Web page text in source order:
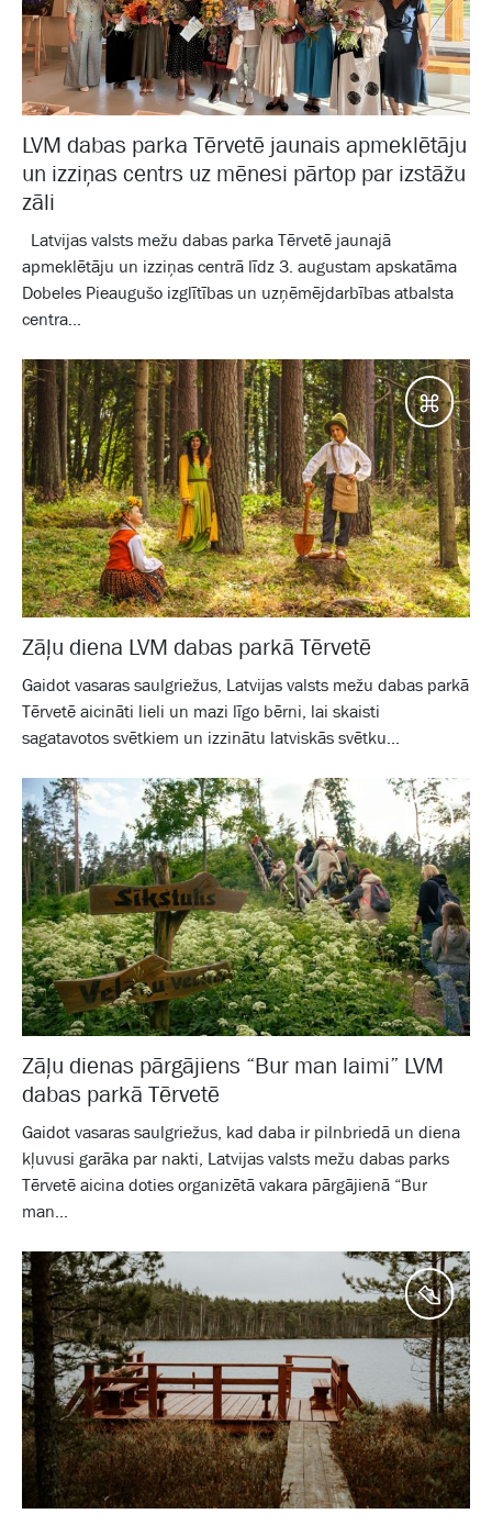
LVM dabas parka Tērvetē jaunais apmeklētāju
un izziņas centrs uz mēnesi pārtop par izstāžu
zāli
Latvijas valsts mežu dabas parka Tērvetē jaunajā
apmeklētāju un izziņas centrā līdz 3. augustam apskatāma
Dobeles Pieaugušo izglītības un uzņēmējdarbības atbalsta
centra...
Zāļu diena LVM dabas parkā Tērvetē
Gaidot vasaras saulgriežus, Latvijas valsts mežu dabas parkā
Tērvetē aicināti lieli un mazi līgo bērni, lai skaisti
sagatavotos svētkiem un izzinātu latviskās svētku...
Zāļu dienas pārgājiens “Bur man laimi” LVM
dabas parkā Tērvetē
Gaidot vasaras saulgriežus, kad daba ir pilnbriedā un diena
kļuvusi garāka par nakti, Latvijas valsts mežu dabas parks
Tērvetē aicina doties organizētā vakara pārgājienā “Bur
man...